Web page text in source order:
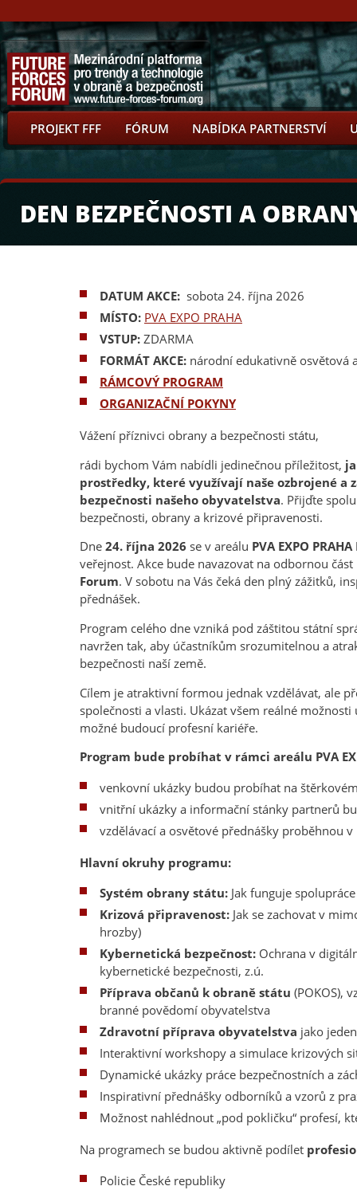
PROJEKT FFF FÓRUM NABÍDKA PARTNERSTVÍ
DEN BEZPEČNOSTI A
DATUM AKCE: sobota 24. října 2026
MÍSTO: PVA EXPO PRAHA
VSTUP: ZDARMA
FORMÁT AKCE: národní edukativně osvětová
RÁMCOVÝ PROGRAM
ORGANIZAČNÍ POKYNY
Vážení příznivci obrany a bezpečnosti státu,
rádi bychom Vám nabídli jedinečnou příležitost,
prostředky, které využívají naše ozbrojené a
bezpečnosti našeho obyvatelstva. Přijďte
bezpečnosti, obrany a krizové připravenosti.
Dne 24. října 2026 se v areálu PVA EXPO
veřejnost. Akce bude navazovat na odbornou
Forum. V sobotu na Vás čeká den plný zážitků,
přednášek.
Program celého dne vzniká pod záštitou státní
navržen tak, aby účastníkům srozumitelnou a
bezpečnosti naší země.
Cílem je atraktivní formou jednak vzdělávat, ale
společnosti a vlasti. Ukázat všem reálné
možné budoucí profesní kariéře.
Program bude probíhat v rámci areálu PVA
venkovní ukázky budou probíhat na
vnitřní ukázky a informační stánky partnerů
vzdělávací a osvětové přednášky proběhnou
Hlavní okruhy programu:
Systém obrany státu: Jak funguje
Krizová připravenost: Jak se zachovat v
hrozby)
Kybernetická bezpečnost: Ochrana v
kybernetické bezpečnosti, z.ú.
Příprava občanů k obraně státu (POKOS),
branné povědomí obyvatelstva
Zdravotní příprava obyvatelstva jako
Interaktivní workshopy a simulace krizových
Dynamické ukázky práce bezpečnostních a
Inspirativní přednášky odborníků a vzorů z
Možnost nahlédnout „pod pokličku“ profesí,
Na programech se budou aktivně podílet
Policie České republiky